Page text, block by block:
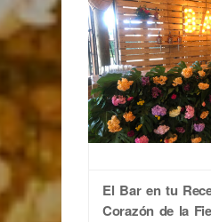
El Bar en tu
Corazón de la